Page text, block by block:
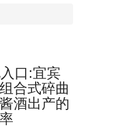
口:宜宾
合式碎曲
酒出产的